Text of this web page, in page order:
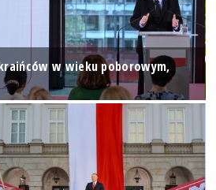
w wieku poborowym,